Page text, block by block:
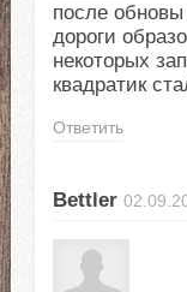
после
дороги
некоторых
квадратик
Ответить
Bettler